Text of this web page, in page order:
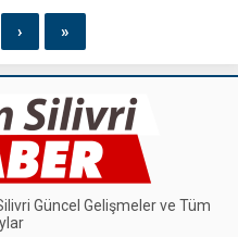
iddiasıyla tutuklandığı öğrenildi.
› »
Güncel Gelişmeler ve Tüm